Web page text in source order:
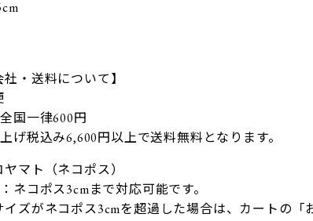
社・送料について】
国一律600円
げ税込み6,600円以上で送料無料となります。
マト（ネコポス）
ネコポス3cmまで対応可能です。
ズがネコポス3cmを超過した場合は、カートの「